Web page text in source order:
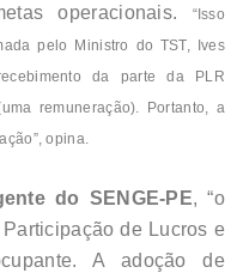
operacionais.
“Isso
pelo Ministro do TST, Ives
da parte da PLR
remuneração). Portanto, a
opina.
do SENGE-PE, “o
de Lucros e
A adoção de